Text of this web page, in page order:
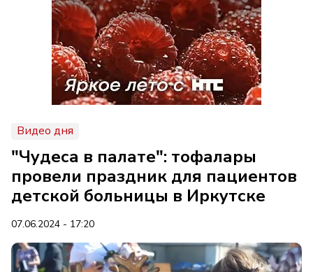
Видео дня
"Чудеса в палате": тофалары
провели праздник для пациентов
детской больницы в Иркутске
07.06.2024 - 17:20